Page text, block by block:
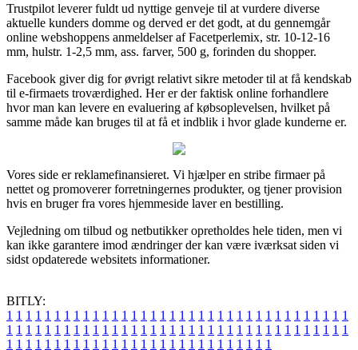
Trustpilot leverer fuldt ud nyttige genveje til at vurdere diverse
aktuelle kunders domme og derved er det godt, at du gennemgår
online webshoppens anmeldelser af Facetperlemix, str. 10-12-16
mm, hulstr. 1-2,5 mm, ass. farver, 500 g, forinden du shopper.
Facebook giver dig for øvrigt relativt sikre metoder til at få kendskab
til e-firmaets troværdighed. Her er der faktisk online forhandlere
hvor man kan levere en evaluering af købsoplevelsen, hvilket på
samme måde kan bruges til at få et indblik i hvor glade kunderne er.
Vores side er reklamefinansieret. Vi hjælper en stribe firmaer på
nettet og promoverer forretningernes produkter, og tjener provision
hvis en bruger fra vores hjemmeside laver en bestilling.
Vejledning om tilbud og netbutikker opretholdes hele tiden, men vi
kan ikke garantere imod ændringer der kan være iværksat siden vi
sidst opdaterede websitets informationer.
BITLY:
1 1 1 1 1 1 1 1 1 1 1 1 1 1 1 1 1 1 1 1 1 1 1 1 1 1 1 1 1 1 1 1 1 1 1 1
1 1 1 1 1 1 1 1 1 1 1 1 1 1 1 1 1 1 1 1 1 1 1 1 1 1 1 1 1 1 1 1 1 1 1 1
1 1 1 1 1 1 1 1 1 1 1 1 1 1 1 1 1 1 1 1 1 1 1 1 1 1 1 1